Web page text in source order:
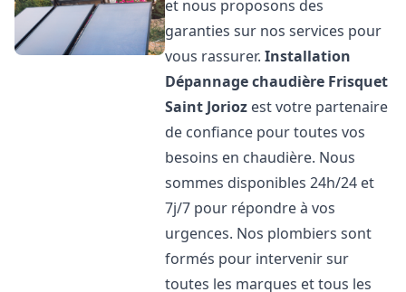
et nous proposons des
garanties sur nos services pour
vous rassurer.Installation
Dépannage chaudière Frisquet
Saint Jorioz est votre partenaire
de confiance pour toutes vos
besoins en chaudière. Nous
sommes disponibles 24h/24 et
7j/7 pour répondre à vos
urgences. Nos plombiers sont
formés pour intervenir sur
toutes les marques et tous les